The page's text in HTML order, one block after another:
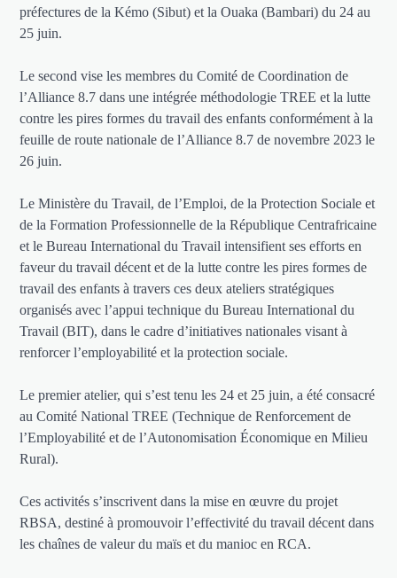
préfectures de la Kémo (Sibut) et la Ouaka (Bambari) du 24 au
25 juin.
Le second vise les membres du Comité de Coordination de
l’Alliance 8.7 dans une intégrée méthodologie TREE et la lutte
contre les pires formes du travail des enfants conformément à la
feuille de route nationale de l’Alliance 8.7 de novembre 2023 le
26 juin.
Le Ministère du Travail, de l’Emploi, de la Protection Sociale et
de la Formation Professionnelle de la République Centrafricaine
et le Bureau International du Travail intensifient ses efforts en
faveur du travail décent et de la lutte contre les pires formes de
travail des enfants à travers ces deux ateliers stratégiques
organisés avec l’appui technique du Bureau International du
Travail (BIT), dans le cadre d’initiatives nationales visant à
renforcer l’employabilité et la protection sociale.
Le premier atelier, qui s’est tenu les 24 et 25 juin, a été consacré
au Comité National TREE (Technique de Renforcement de
l’Employabilité et de l’Autonomisation Économique en Milieu
Rural).
Ces activités s’inscrivent dans la mise en œuvre du projet
RBSA, destiné à promouvoir l’effectivité du travail décent dans
les chaînes de valeur du maïs et du manioc en RCA.